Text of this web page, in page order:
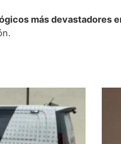
más devastadores